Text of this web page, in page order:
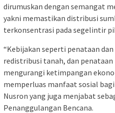
dirumuskan dengan semangat
yakni memastikan distribusi
terkonsentrasi pada segelintir
“Kebijakan seperti penataan
redistribusi tanah, dan
mengurangi ketimpangan
memperluas manfaat sosial
Nusron yang juga menjabat
Penanggulangan Bencana.